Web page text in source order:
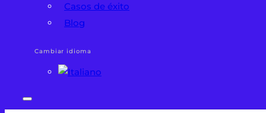
Casos de éxito
Blog
Cambiar idioma